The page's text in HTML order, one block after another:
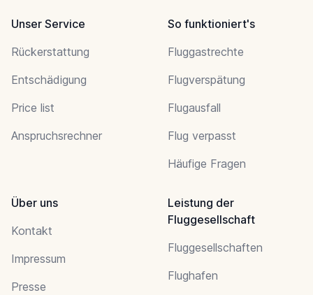
Unser Service
Rückerstattung
Entschädigung
Price list
Anspruchsrechner
So funktioniert's
Fluggastrechte
Flugverspätung
Flugausfall
Flug verpasst
Häufige Fragen
Über uns
Kontakt
Impressum
Presse
Leistung der
Fluggesellschaft
Fluggesellschaften
Flughafen